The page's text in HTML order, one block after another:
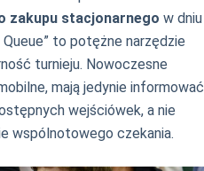
zakupu stacjonarnego w dniu
to potężne narzędzie
turnieju. Nowoczesne
mają jedynie informować
wejściówek, a nie
wspólnotowego czekania.